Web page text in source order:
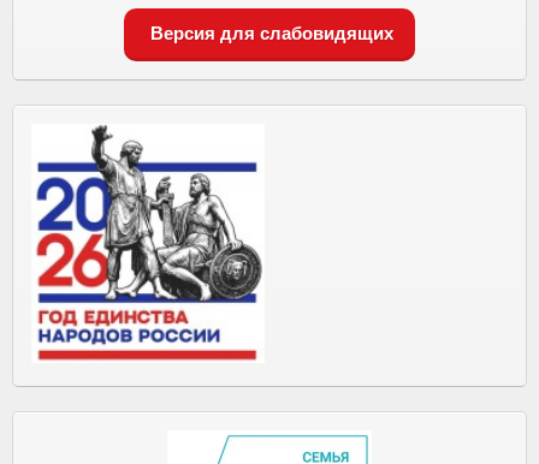
Версия для слабовидящих